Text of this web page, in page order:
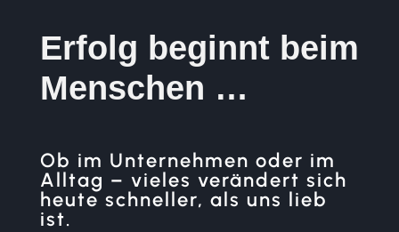
Erfolg beginnt beim
Menschen …
Ob im Unternehmen oder im
Alltag – vieles verändert sich
heute schneller, als uns lieb
ist.